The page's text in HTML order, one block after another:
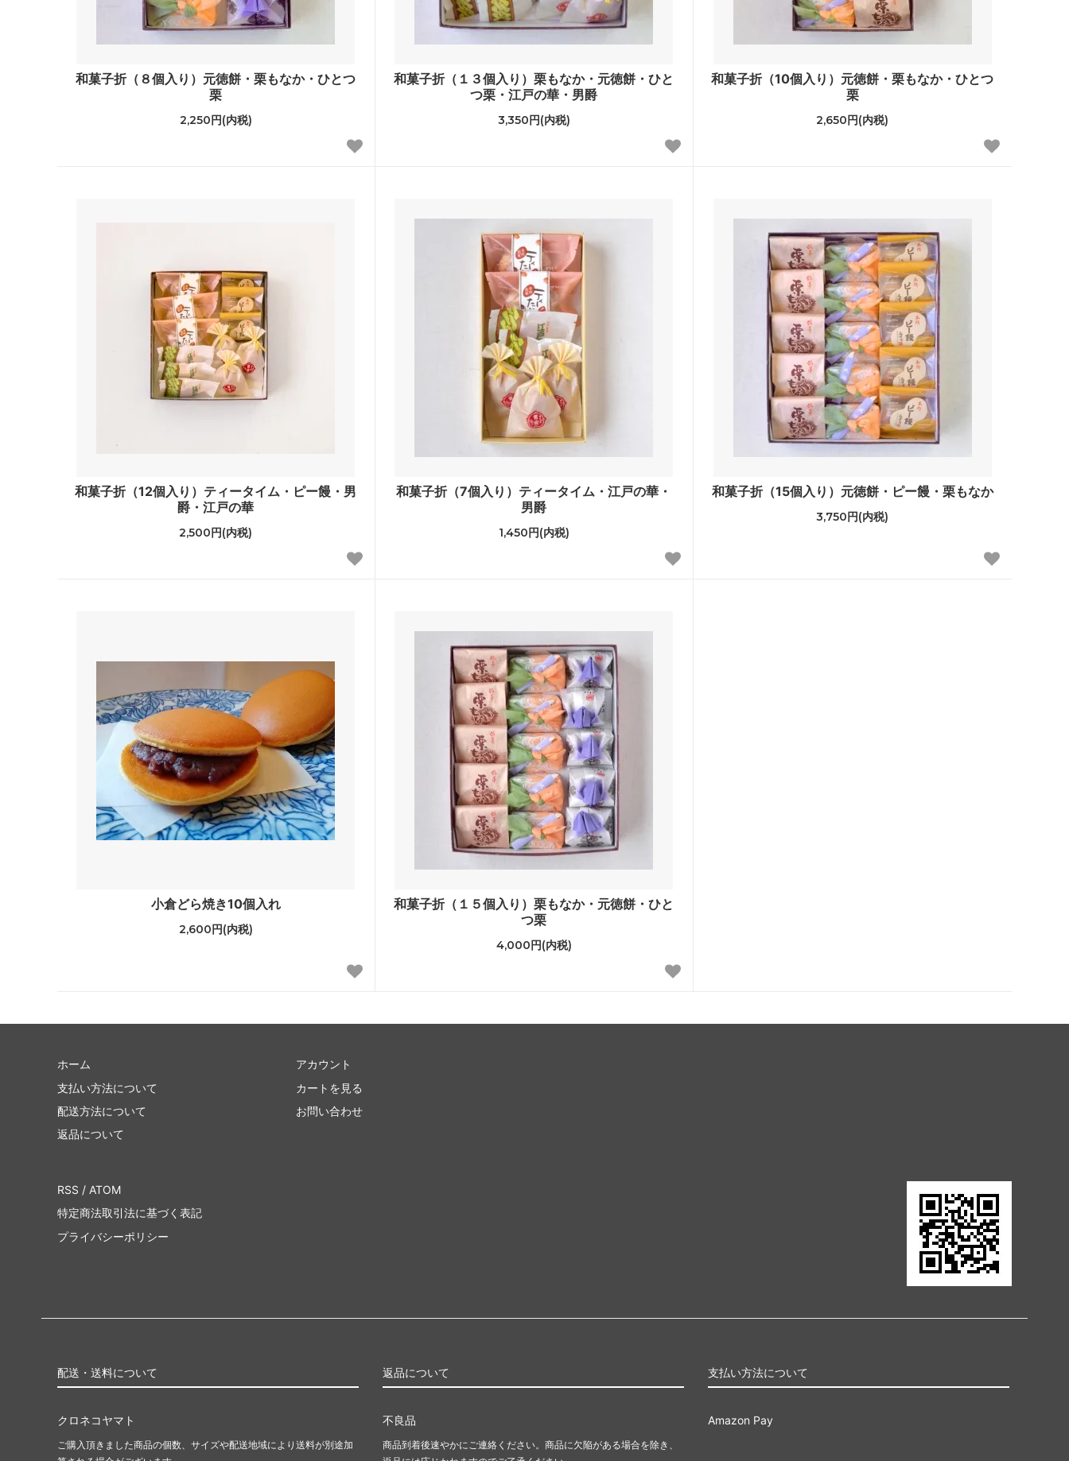
和菓子折（８個入り）元徳餅・栗もなか・ひとつ
栗
2,250円(内税)
和菓子折（１３個入り）栗もなか・元徳餅・ひと
つ栗・江戸の華・男爵
3,350円(内税)
和菓子折（10個入り）元徳餅・栗もなか・ひとつ
栗
2,650円(内税)
和菓子折（12個入り）ティータイム・ピー饅・男
爵・江戸の華
2,500円(内税)
和菓子折（7個入り）ティータイム・江戸の華・
男爵
1,450円(内税)
和菓子折（15個入り）元徳餅・ピー饅・栗もなか
3,750円(内税)
小倉どら焼き10個入れ
2,600円(内税)
和菓子折（１５個入り）栗もなか・元徳餅・ひと
つ栗
4,000円(内税)
ホーム
支払い方法について
配送方法について
返品について
アカウント
カートを見る
お問い合わせ
RSS / ATOM
特定商法取引法に基づく表記
プライバシーポリシー
配送・送料について
クロネコヤマト
ご購入頂きました商品の個数、サイズや配送地域により送料が別途加
返品について
不良品
商品到着後速やかにご連絡ください。商品に欠陥がある場合を除き、
支払い方法について
Amazon Pay